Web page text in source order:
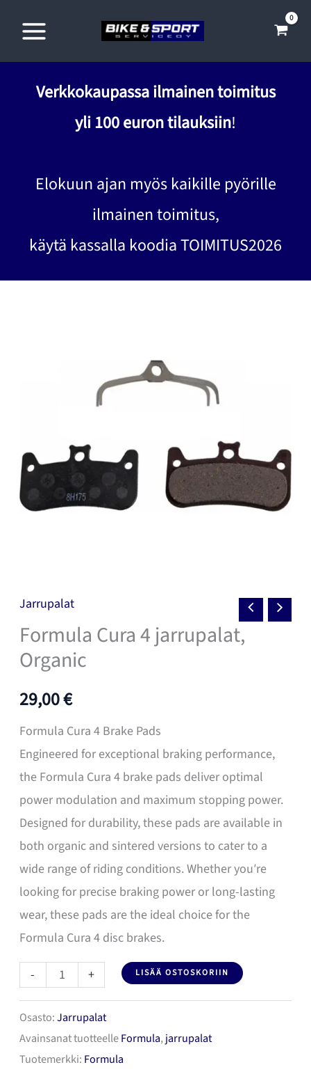
sisältöön
Verkkokaupassa ilmainen toimitus
yli 100 euron tilauksiin!
Elokuun ajan myös kaikille pyörille
ilmainen toimitus,
käytä kassalla koodia TOIMITUS2026
Jarrupalat
Formula Cura 4 jarrupalat,
Organic
29,00€
Formula Cura 4 Brake Pads
Engineered for exceptional braking performance,
the Formula Cura 4 brake pads deliver optimal
power modulation and maximum stopping power.
Designed for durability, these pads are available in
both organic and sintered versions to cater to a
wide range of riding conditions. Whether you′re
looking for precise braking power or long-lasting
wear, these pads are the ideal choice for the
Formula Cura 4 disc brakes.
-
Formula
4
jarrupalat,
Organic
+ LISÄÄ OSTOSKORIIN
Osasto:Jarrupalat
Avainsanat tuotteelleFormula, jarrupalat
Tuotemerkki: Formula